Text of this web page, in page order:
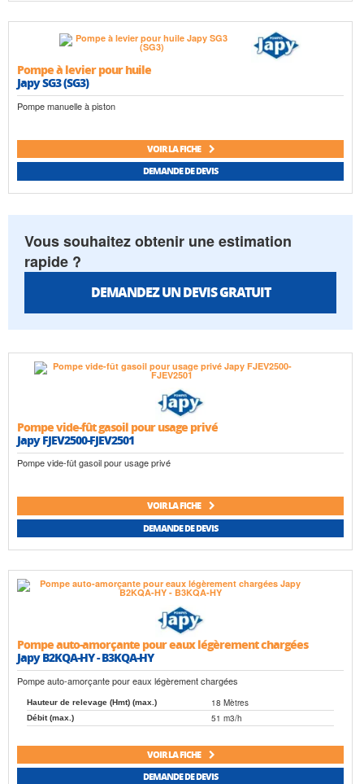
Pompe à levier pour huile
Japy SG3 (SG3)
Pompe manuelle à piston
VOIR LA FICHE
DEMANDE DE DEVIS
Vous souhaitez obtenir une estimation
rapide ?
DEMANDEZ UN DEVIS GRATUIT
Pompe vide-fût gasoil pour usage privé
Japy FJEV2500-FJEV2501
Pompe vide-fût gasoil pour usage privé
VOIR LA FICHE
DEMANDE DE DEVIS
Pompe auto-amorçante pour eaux légèrement chargées
Japy B2KQA-HY - B3KQA-HY
Pompe auto-amorçante pour eaux légèrement chargées
Hauteur de relevage (Hmt) (max.) 18 Mètres
Débit (max.) 51 m3/h
VOIR LA FICHE
DEMANDE DE DEVIS